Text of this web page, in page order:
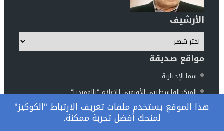
الأرشيف
مواقع صديقة
سما الإخبارية
المركز الفلسطيني الأوروبي للإعلام "بالوميديا"
مركز الناطور للدراسات والأبحاث
هذا الموقع يستخدم ملفات تعريف الارتباط "الكوكيز"
لمنحك أفضل تجربة ممكنة.